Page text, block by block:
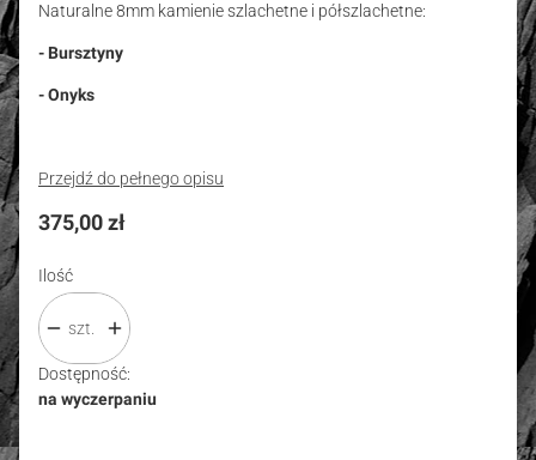
Naturalne 8mm kamienie szlachetne i półszlachetne:
- Bursztyny
- Onyks
Przejdź do pełnego opisu
Cena
375,00 zł
Ilość
szt.
Dostępność:
na wyczerpaniu